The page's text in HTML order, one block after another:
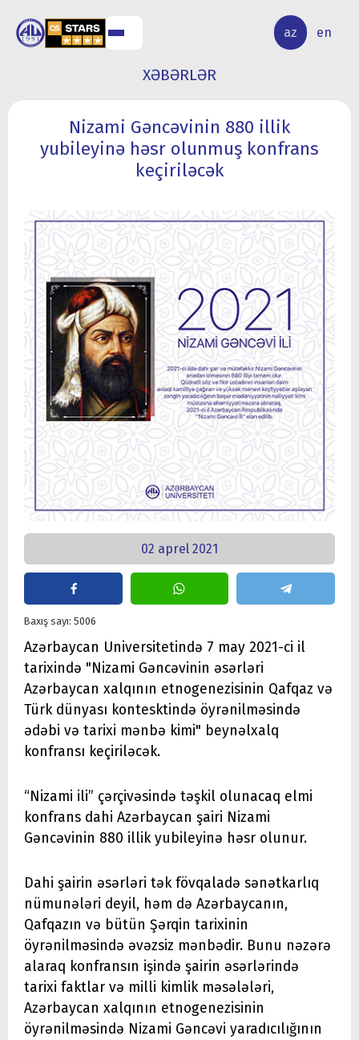
az en
ELMİ
TƏDQİQAT
XƏBƏRLƏR
Nizami Gəncəvinin 880 illik
yubileyinə həsr olunmuş konfrans
keçiriləcək
02 aprel 2021
Baxış sayı: 5006
Azərbaycan Universitetində 7 may 2021-ci il
tarixində "Nizami Gəncəvinin əsərləri
Azərbaycan xalqının etnogenezisinin Qafqaz və
Türk dünyası kontesktində öyrənilməsində
ədəbi və tarixi mənbə kimi" beynəlxalq
konfransı keçiriləcək.
“Nizami ili” çərçivəsində təşkil olunacaq elmi
konfrans dahi Azərbaycan şairi Nizami
Gəncəvinin 880 illik yubileyinə həsr olunur.
Dahi şairin əsərləri tək fövqaladə sənətkarlıq
nümunələri deyil, həm də Azərbaycanın,
Qafqazın və bütün Şərqin tarixinin
öyrənilməsində əvəzsiz mənbədir. Bunu nəzərə
alaraq konfransın işində şairin əsərlərində
tarixi faktlar və milli kimlik məsələləri,
Azərbaycan xalqının etnogenezisinin
öyrənilməsində Nizami Gəncəvi yaradıcılığının